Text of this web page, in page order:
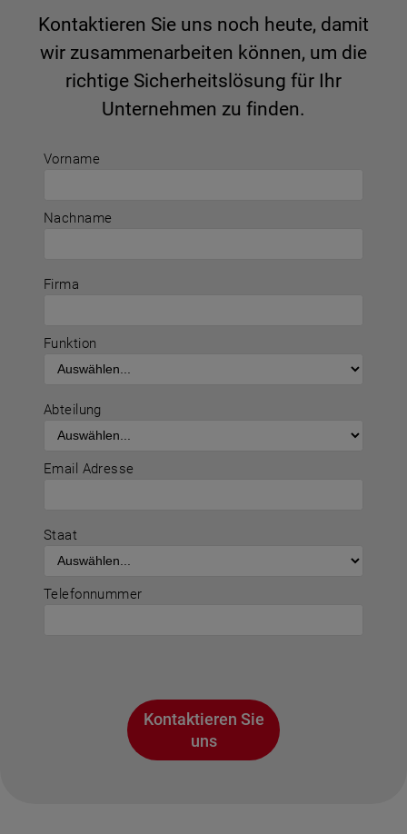
Vorname
Nachname
Firma
Funktion
Abteilung
Email Adresse
Staat
Telefonnummer
Kontaktieren Sie
uns
Kontaktieren Sie uns noch heute, damit
wir zusammenarbeiten können, um die
richtige Sicherheitslösung für Ihr
Unternehmen zu finden.